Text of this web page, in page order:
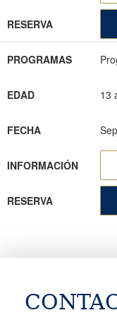
RESERVA
PROGRAMAS
EDAD 13
FECHA
INFORMACIÓN
RESERVA